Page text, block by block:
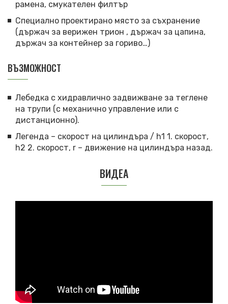
рамена, смукателен филтър
Специално проектирано място за съхранение
(държач за верижен трион , държач за цапина,
държач за контейнер за гориво…)
ВЪЗМОЖНОСТ
Лебедка с хидравлично задвижване за теглене
на трупи (с механично управление или с
дистанционно).
Легенда – скорост на цилиндъра / h1 1. скорост,
h2 2. скорост, r – движение на цилиндъра назад.
ВИДЕА